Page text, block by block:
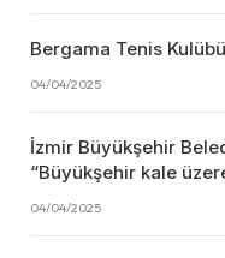
Bergama Tenis
04/04/2025
İzmir Büyükşehir
“Büyükşehir kale
04/04/2025